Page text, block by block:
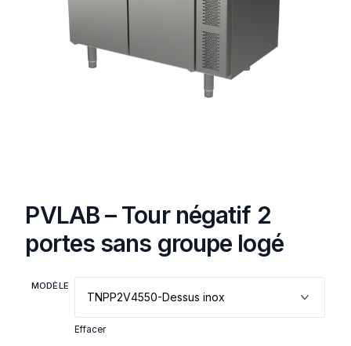
PVLAB – Tour négatif 2
portes sans groupe logé
MODÈLE
Effacer